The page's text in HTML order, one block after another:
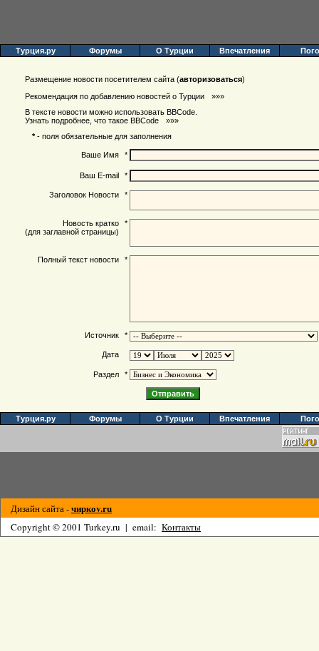
Турция.ру Форумы О Турции Впечатления
Размещение новости посетителем сайта (авторизоваться)
Рекомендация по добавлению новостей о Турции
»»»
В тексте новости можно использовать BBCode.
Узнать подробнее, что такое BBCode
»»»
*- поля обязательные для заполнения
Ваше Имя *
Ваш E-mail *
Заголовок Новости *
Новость кратко
(для заглавной страницы)
*
Полный текст новости *
Источник *
Дата
Раздел *
Турция.ру Форумы О Турции Впечатления
Дизайн сайта -чиркоv.ru
Copyright © 2001 Turkey.ru | email: Контакты